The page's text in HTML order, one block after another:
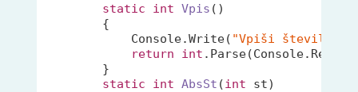
static int Vpis ( )
        {
            Console.Write(
"Vpiši število: "
return
int
        }
static
int AbsSt (int st)